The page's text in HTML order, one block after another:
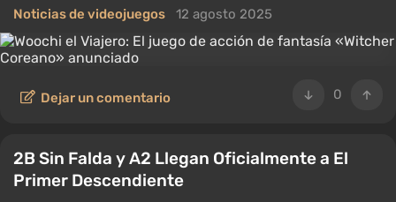
Noticias de videojuegos 12 agosto 2025
0
Dejar un comentario
2B Sin Falda y A2 Llegan Oficialmente a El
Primer Descendiente